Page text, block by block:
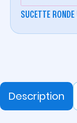
SUCETTE
Description